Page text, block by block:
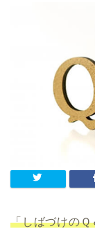
「しばづけの